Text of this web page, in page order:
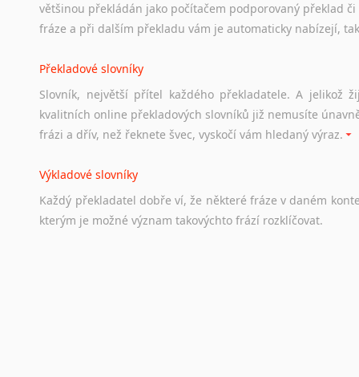
Soubor odkazů užitečných všem, kteří uvažují o studiu v
a zázemí, australské univerzity a samozřejmě i osobní
Práce v Austrálii
Odkazy poskytující cenné informace nekomerčního
hledat práci na internetu případně osobní zkušenosti
Hledáte-li
práci
stejná obecná pravidla, jako pro český životopis. Tak dost
většinou překládán jako počítačem podporovaný překlad
fráze a při dalším překladu vám je automaticky nabízejí,
Překladové slovníky
Slovník, největší přítel každého překladatele. A jelikož
kvalitních online překladových slovníků již nemusíte
frázi a dřív, než řeknete švec, vyskočí vám hledaný výraz.
Výkladové slovníky
Každý překladatel dobře ví, že některé fráze v daném
kterým je možné význam takovýchto frází rozklíčovat.